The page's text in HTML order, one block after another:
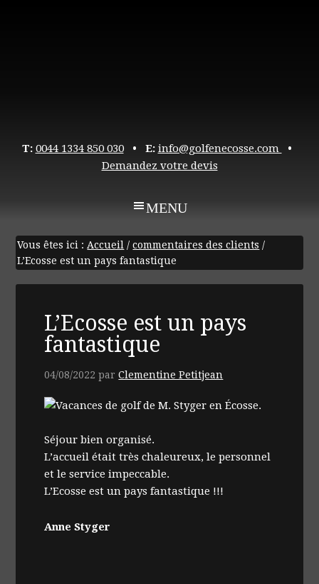
T: 0044 1334 850 030• E: info@golfenecosse.com
•
Demandez votre devis
Vous êtes ici :Accueil / commentaires des clients /
L’Ecosse est un pays fantastique
L’Ecosse est un pays
fantastique
04/08/2022 parClementine Petitjean
Séjour bien organisé.
L’accueil était très chaleureux, le personnel
et le service impeccable.
L’Ecosse est un pays fantastique !!!
Anne Styger